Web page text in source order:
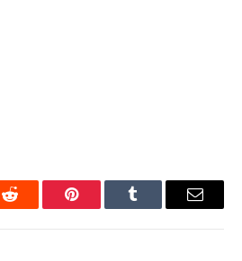
Reddit Pinterest Tumblr Email